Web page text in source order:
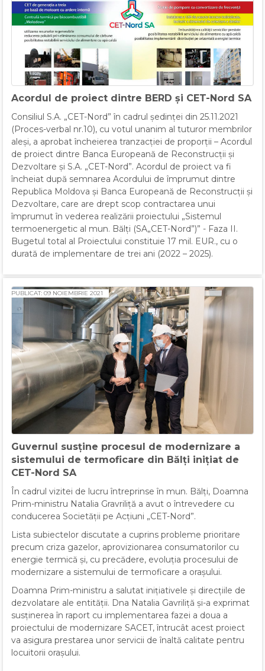
Acordul de proiect dintre BERD și CET-Nord SA
Consiliul S.A. „CET-Nord” în cadrul ședinței din 25.11.2021
(Proces-verbal nr.10), cu votul unanim al tuturor membrilor
aleși, a aprobat încheierea tranzacției de proporții – Acordul
de proiect dintre Banca Europeană de Reconstrucții și
Dezvoltare și S.A. „CET-Nord”. Acordul de proiect va fi
încheiat după semnarea Acordului de împrumut dintre
Republica Moldova și Banca Europeană de Reconstrucții și
Dezvoltare, care are drept scop contractarea unui
împrumut în vederea realizării proiectului „Sistemul
termoenergetic al mun. Bălți (SA„CET-Nord”)” - Faza II.
Bugetul total al Proiectului constituie 17 mil. EUR., cu o
durată de implementare de trei ani (2022 – 2025).
Guvernul susține procesul de modernizare a
sistemului de termoficare din Bălți inițiat de
CET-Nord SA
PUBLICAT: 09 NOIEMBRIE 2021
În cadrul vizitei de lucru întreprinse în mun. Bălți, Doamna
Prim-ministru Natalia Gravriliță a avut o întrevedere cu
conducerea Societății pe Acțiuni „CET-Nord”.
Lista subiectelor discutate a cuprins probleme prioritare
precum criza gazelor, aprovizionarea consumatorilor cu
energie termică și, cu precădere, evoluția procesului de
modernizare a sistemului de termoficare a orașului.
Doamna Prim-ministru a salutat inițiativele și direcțiile de
dezvolatare ale entității. Dna Natalia Gavriliță și-a exprimat
susținerea în raport cu implementarea fazei a doua a
proiectului de modernizare SACET, întrucât acest proiect
va asigura prestarea unor servicii de înaltă calitate pentru
locuitorii orașului.